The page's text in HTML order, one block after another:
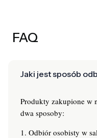
FAQ
Jaki jest sposób
Produkty zakupione w
dwa sposoby:
1. Odbiór osobisty w